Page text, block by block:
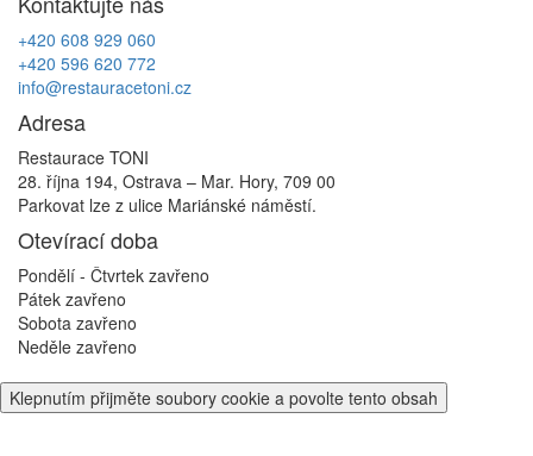
+420 608 929 060
+420 596 620 772
info@restauracetoni.cz
Adresa
Restaurace TONI
28. října 194, Ostrava – Mar. Hory, 709 00
Parkovat lze z ulice Mariánské náměstí.
Otevírací doba
Pondělí - Čtvrtek zavřeno
Pátek zavřeno
Sobota zavřeno
Neděle zavřeno
Klepnutím přijměte soubory cookie a povolte tento obsah